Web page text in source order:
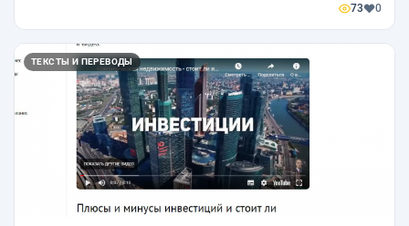
73 0
ТЕКСТЫ И ПЕРЕВОДЫ